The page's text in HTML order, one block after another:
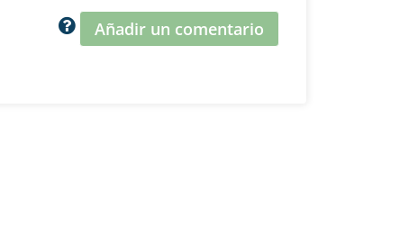
Añadir un comentario